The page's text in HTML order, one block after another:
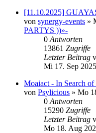
[11.10.2025]
von synergy-events »
PARTYS ))»-
0 Antworten
13861 Zugriffe
Letzter Beitrag
Mi 17. Sep
Moaiact - In Search
von Psylicious » Mo
0 Antworten
15290 Zugriffe
Letzter Beitrag
Mo 18. Aug